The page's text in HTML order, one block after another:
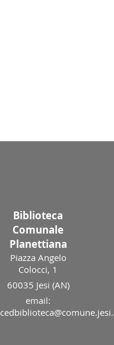
Biblioteca
Comunale
Planettiana
Piazza Angelo
Colocci, 1
60035 Jesi (AN)
email: